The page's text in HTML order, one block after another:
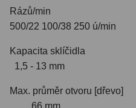
Rázů/
500/22 100/38 250 ú/min
1,5 - 13 mm
Max. průměr
66 mm